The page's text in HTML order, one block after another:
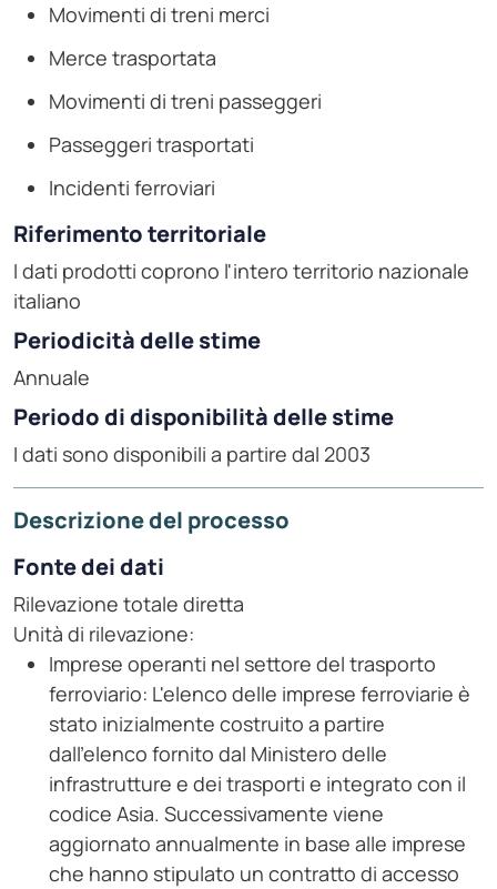
Movimenti di treni merci
Merce trasportata
Movimenti di treni passeggeri
Passeggeri trasportati
Incidenti ferroviari
Riferimento territoriale
I dati prodotti coprono l'intero territorio nazionale
italiano
Periodicità delle stime
Annuale
Periodo di disponibilità delle stime
I dati sono disponibili a partire dal 2003
Descrizione del processo
Fonte dei dati
Rilevazione totale diretta
Unità di rilevazione:
Imprese operanti nel settore del trasporto
ferroviario: L'elenco delle imprese ferroviarie è
stato inizialmente costruito a partire
dall'elenco fornito dal Ministero delle
infrastrutture e dei trasporti e integrato con il
codice Asia. Successivamente viene
aggiornato annualmente in base alle imprese
che hanno stipulato un contratto di accesso